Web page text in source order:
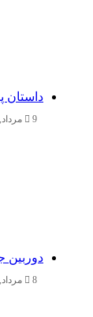
داستان
9 مرداد, 1405
دوربین
8 مرداد, 1405